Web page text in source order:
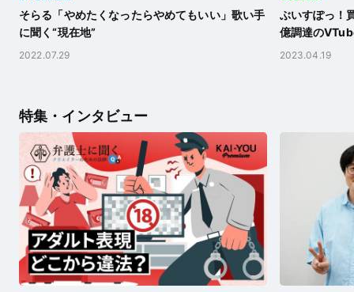
そらる「やめたくなったらやめてもいい」歌い手
に聞く“現在地”
2022.07.29
ぶいすぽっ！
億調達の
2023.04.19
特集・インタビュー